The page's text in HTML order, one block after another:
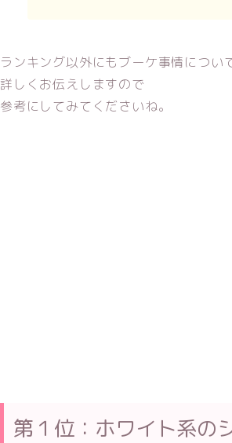
ランキング以外にもブーケ事情につい
詳しくお伝えしますので
参考にしてみてくださいね。
第１位：ホワイト系の